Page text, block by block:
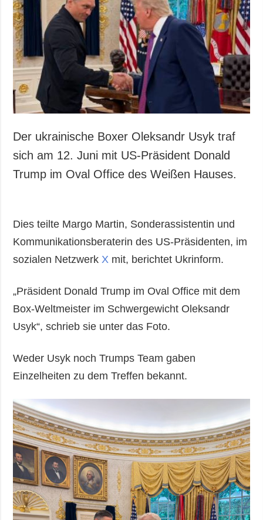
Der ukrainische Boxer Oleksandr Usyk traf
sich am 12. Juni mit US-Präsident Donald
Trump im Oval Office des Weißen Hauses.
Dies teilte Margo Martin, Sonderassistentin und
Kommunikationsberaterin des US-Präsidenten, im
sozialen NetzwerkX mit, berichtet Ukrinform.
„Präsident Donald Trump im Oval Office mit dem
Box-Weltmeister im Schwergewicht Oleksandr
Usyk“, schrieb sie unter das Foto.
Weder Usyk noch Trumps Team gaben
Einzelheiten zu dem Treffen bekannt.